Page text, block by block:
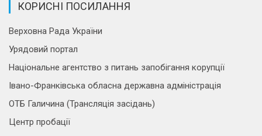
КОРИСНІ ПОСИЛАННЯ
Верховна Рада України
Урядовий портал
Національне агентство з питань запобігання корупції
Івано-Франківська обласна державна адміністрація
ОТБ Галичина (Трансляція засідань)
Центр пробації